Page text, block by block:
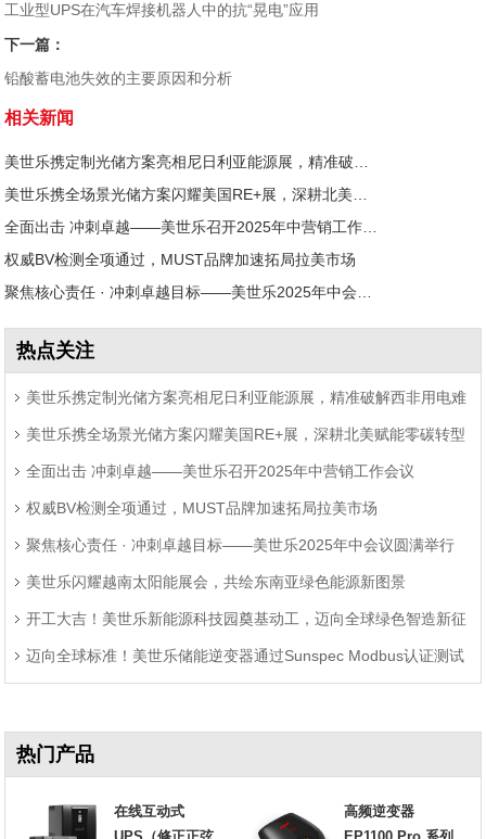
工业型UPS在汽车焊接机器人中的抗“晃电”应用
下一篇：
铅酸蓄电池失效的主要原因和分析
相关新闻
美世乐携定制光储方案亮相尼日利亚能源展，精准破解西非用电难题
美世乐携全场景光储方案闪耀美国RE+展，深耕北美赋能零碳转型
全面出击 冲刺卓越——美世乐召开2025年中营销工作会议
权威BV检测全项通过，MUST品牌加速拓局拉美市场
聚焦核心责任 · 冲刺卓越目标——美世乐2025年中会议圆满举行
热点关注
美世乐携定制光储方案亮相尼日利亚能源展，精准破解西非用电难
题 美世乐携全场景光储方案闪耀美国RE+展，深耕北美赋能零碳转型
全面出击 冲刺卓越——美世乐召开2025年中营销工作会议
权威BV检测全项通过，MUST品牌加速拓局拉美市场
聚焦核心责任 · 冲刺卓越目标——美世乐2025年中会议圆满举行
美世乐闪耀越南太阳能展会，共绘东南亚绿色能源新图景
开工大吉！美世乐新能源科技园奠基动工，迈向全球绿色智造新征
程 迈向全球标准！美世乐储能逆变器通过Sunspec Modbus认证测试
热门产品
在线互动式
高频逆变器